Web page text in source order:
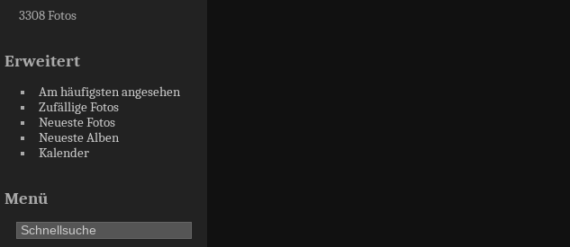
3308 Fotos
Erweitert
Am häufigsten angesehen
Zufällige Fotos
Neueste Fotos
Neueste Alben
Kalender
Menü